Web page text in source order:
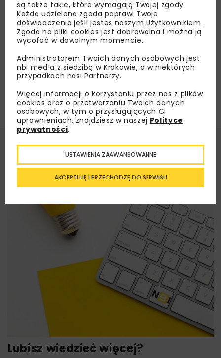
Załaduj więcej...
Lubisz wiedzieć więcej?
są także takie, które wymagają Twojej zgody.
Każda udzielona zgoda poprawi Twoje
doświadczenia jeśli jesteś naszym Użytkownikiem.
Zgoda na pliki cookies jest dobrowolna i można ją
wycofać w dowolnym momencie.
Administratorem Twoich danych osobowych jest
nbi med!a z siedzibą w Krakowie, a w niektórych
przypadkach nasi Partnerzy.
Więcej informacji o korzystaniu przez nas z plików
cookies oraz o przetwarzaniu Twoich danych
osobowych, w tym o przysługujących Ci
uprawnieniach, znajdziesz w naszej Polityce
prywatności.
AKCEPTUJĘ I PRZECHODZĘ DO SERWISU
USTAWIENIA ZAAWANSOWANNE